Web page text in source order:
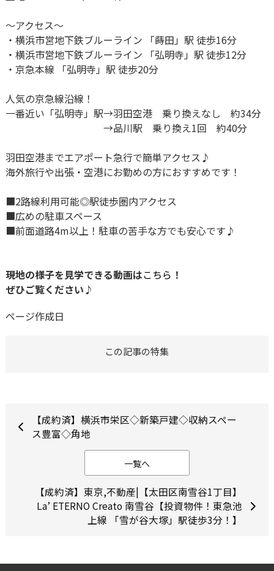
～アクセス～
・横浜市営地下鉄ブルーライン 「蒔田」駅徒歩16分
・横浜市営地下鉄ブルーライン 「弘明寺」駅徒歩12分
・京急本線 「弘明寺」駅徒歩20分
人気の京急線沿線！
一番近い「弘明寺」駅→羽田空港 乗り換えなし 約34分
→品川駅 乗り換え1回 約40分
羽田空港までエアポート急行で簡単アクセス♪
海外旅行や出張・空港にお勤めの方におすすめです！
■2路線利用可能◎駅徒歩圏内アクセス
■広めの駐車スペース
■前面道路4m以上！駐車の苦手な方でも安心です♪
​​​​​​現地の様子を見学できる動画はこちら ！
ぜひご覧ください♪
ページ作成日
この記事の特集
【成約済】横浜市栄区◇新築戸建◇収納スペー
ス豊富◇角地
一覧へ
【成約済】東京,不動産|【太田区南雪谷1丁目】
La’ ETERNO Creato 南雪谷【投資物件！東急池
上線 「雪が谷大塚」駅徒歩3分！】